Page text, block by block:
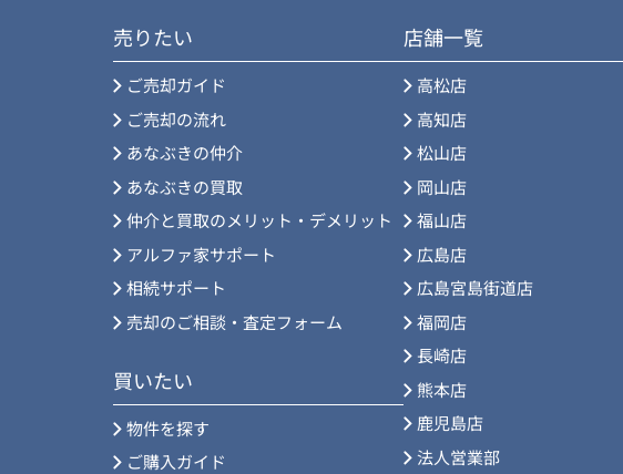
売りたい
ご売却ガイド
ご売却の流れ
あなぶきの仲介
あなぶきの買取
仲介と買取のメリット・デメリット
アルファ家サポート
相続サポート
売却のご相談・査定フォーム
買いたい
物件を探す
ご購入ガイド
店舗一覧
高松店
高知店
松山店
岡山店
福山店
広島店
広島宮島街道店
福岡店
長崎店
熊本店
鹿児島店
法人営業部